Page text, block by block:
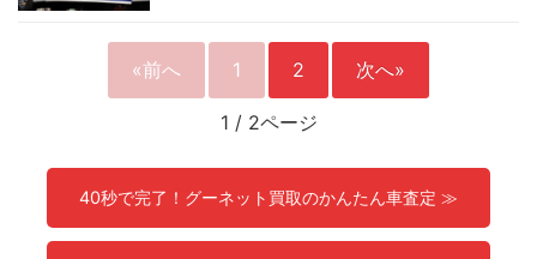
«前へ 1 2 次へ»
1 / 2ページ
40秒で完了！グーネット買取のかんたん車査定 ≫